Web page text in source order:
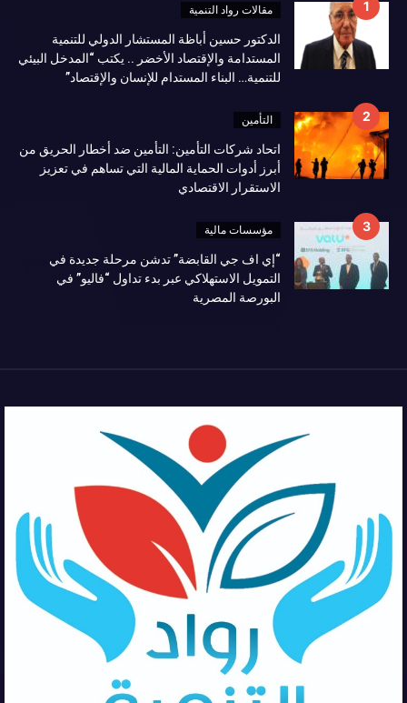
مقالات رواد التنمية
الدكتور حسين أباظة المستشار الدولي للتنمية
المستدامة والإقتصاد الأخضر .. يكتب “المدخل البيئي
للتنمية… البناء المستدام للإنسان والإقتصاد”
التأمين
اتحاد شركات التأمين: التأمين ضد أخطار الحريق من
أبرز أدوات الحماية المالية التي تساهم في تعزيز
الاستقرار الاقتصادي
مؤسسات مالية
“إي اف جي القابضة” تدشن مرحلة جديدة في
التمويل الاستهلاكي عبر بدء تداول “فاليو” في
البورصة المصرية